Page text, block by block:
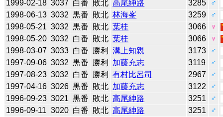
1999-02-18 3037 白番 敗北 高尾紳路 3285
♂
1998-06-13 3032 黒番 敗北 林海峯 3259
♂
1998-05-21 3032 黒番 敗北 葉桂 3066
♀
1998-05-20 3032 白番 敗北 葉桂 3066
♀
1998-03-07 3033 白番 勝利 溝上知親 3173
♂
1997-09-06 3032 黒番 勝利 加藤充志 3119
♂
1997-08-23 3032 白番 勝利 有村比呂司 2967
♂
1997-04-16 3026 黒番 敗北 加藤充志 3122
♂
1996-09-23 3021 黒番 敗北 高尾紳路 3251
♂
1996-09-11 3020 白番 敗北 高尾紳路 3251
♂